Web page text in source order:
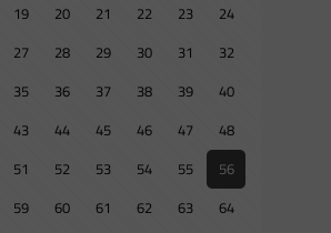
19 20 21 22 23
24
27 28 29 30 31
32
35 36 37 38 39
40
43 44 45 46 47
48
51 52 53 54 55
56
59 60 61 62 63
64